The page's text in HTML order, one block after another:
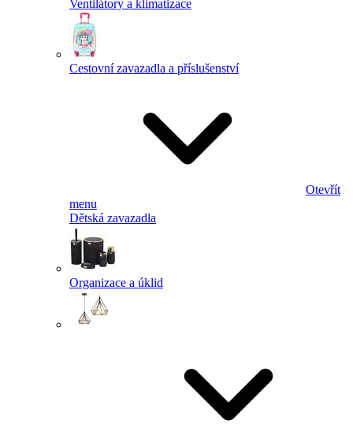
Ventilátory a klimatizace
Cestovní zavazadla a příslušenství
Otevřít
menu
Dětská zavazadla
Organizace a úklid